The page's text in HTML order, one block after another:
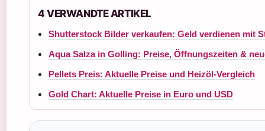
4 VERWANDTE ARTIKEL
Shutterstock Bilder verkaufen: Geld verdienen mit
Aqua Salza in Golling: Preise, Öffnungszeiten &
Pellets Preis: Aktuelle Preise und Heizöl-Vergleich
Gold Chart: Aktuelle Preise in Euro und USD